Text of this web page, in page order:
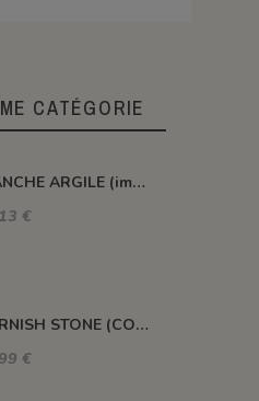
CATÉGORIE
ETANCHE ARGILE (impermeabilisant pour pièce poreuse)
€
CORNISH STONE (CORNWALL STONE)
€